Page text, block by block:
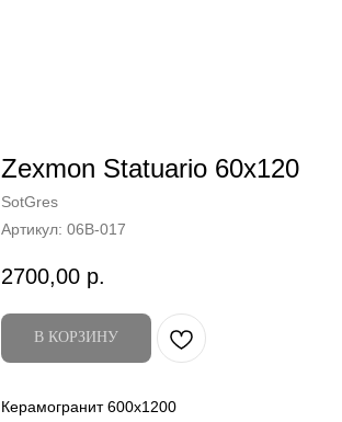
Zexmon Statuario 60x120
SotGres
Артикул: 06B-017
2700,00 р.
В КОРЗИНУ
Керамогранит 600x1200